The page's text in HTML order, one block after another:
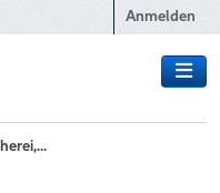
Anmelden